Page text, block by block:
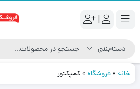
|
خانه »فروشگاه »کمپکتور